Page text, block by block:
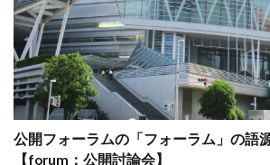
公開フォーラムの「フォーラム」の語
【forum：公開討論会】